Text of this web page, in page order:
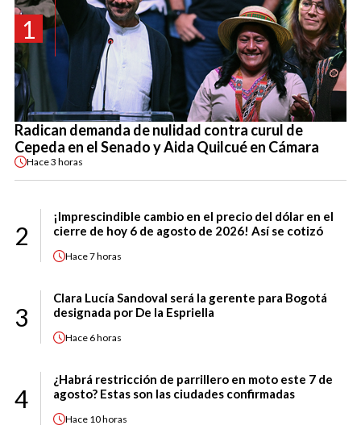
1
Radican demanda de nulidad contra curul de
Cepeda en el Senado y Aida Quilcué en Cámara
Hace3 horas
2
¡Imprescindible cambio en el precio del dólar en el
cierre de hoy 6 de agosto de 2026! Así se cotizó
Hace7 horas
3
Clara Lucía Sandoval será la gerente para Bogotá
designada por De la Espriella
Hace 6 horas
4
¿Habrá restricción de parrillero en moto este 7 de
agosto? Estas son las ciudades confirmadas
Hace 10 horas